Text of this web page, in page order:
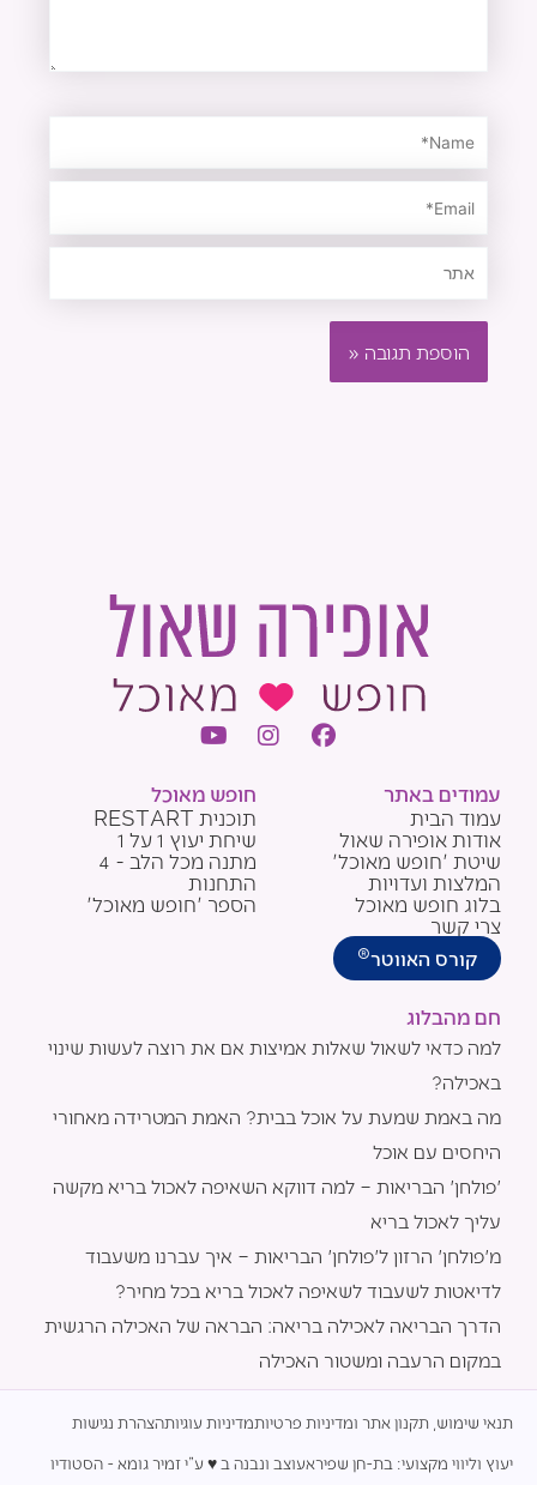
Name*
Email*
F
I
g
Y
t
u
b
e
עמודים באתר
עמוד הבית
אודות אופירה שאול
שיטת 'חופש מאוכל'
המלצות ועדויות
בלוג חופש מאוכל
צרי קשר
קורס האווטר®
חופש מאוכל
תוכנית RESTART
שיחת יעוץ 1 על 1
מתנה מכל הלב - 4
התחנות
הספר 'חופש מאוכל'
חם מהבלוג
למה כדאי לשאול שאלות אמיצות אם את רוצה לעשות שינוי
באכילה?
מה באמת שמעת על אוכל בבית? האמת המטרידה מאחורי
היחסים עם אוכל
'פולחן' הבריאות – למה דווקא השאיפה לאכול בריא מקשה
עליך לאכול בריא
מ'פולחן' הרזון ל'פולחן' הבריאות – איך עברנו משעבוד
לדיאטות לשעבוד לשאיפה לאכול בריא בכל מחיר?
הדרך הבריאה לאכילה בריאה: הבראה של האכילה הרגשית
במקום הרעבה ומשטור האכילה
תנאי שימוש, תקנון אתר ומדיניות פרטיותמדיניות עוגיותהצהרת נגישות
יעוץ וליווי מקצועי: בת-חן שפיראעוצב ונבנה ב ♥︎ ע”י זמיר גומא - הסטודיו